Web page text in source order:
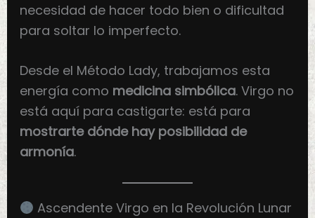
necesidad de hacer todo bien o dificultad
para soltar lo imperfecto.
Desde el Método Lady, trabajamos esta
energía como medicina simbólica. Virgo no
está aquí para castigarte: está para
mostrarte dónde hay posibilidad de
armonía.
Ascendente Virgo en la Revolución Lunar